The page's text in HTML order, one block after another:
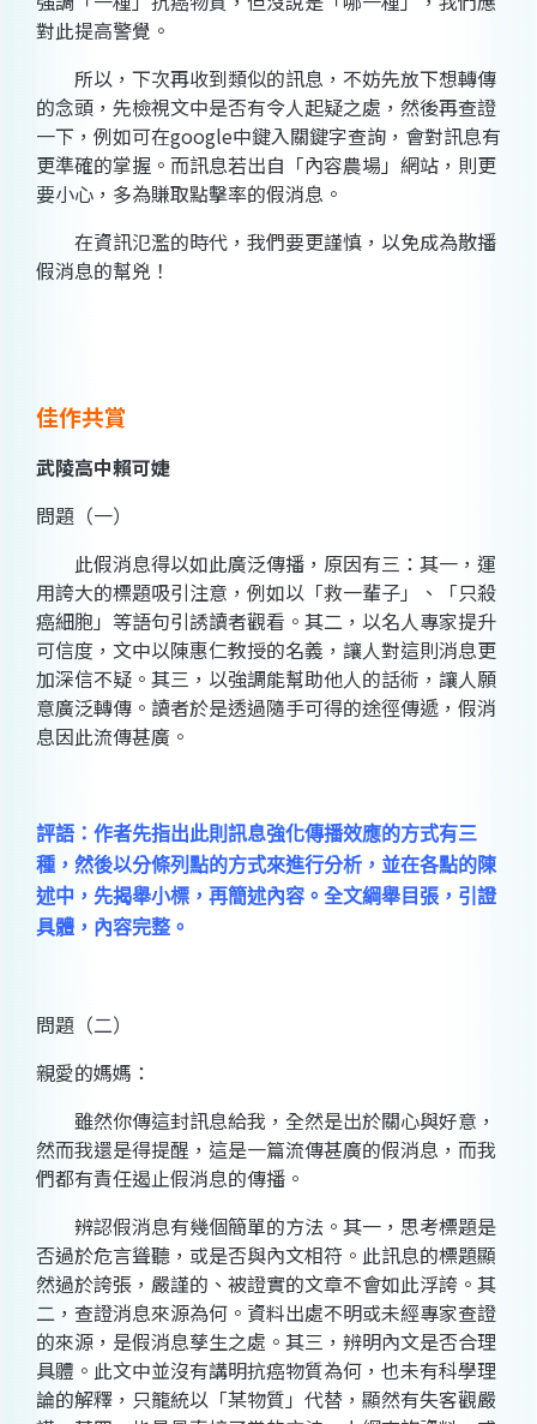
對此提高警覺。
所以，下次再收到類似的訊息，不妨先放下想轉傳
的念頭，先檢視文中是否有令人起疑之處，然後再查證
一下，例如可在google中鍵入關鍵字查詢，會對訊息有
更準確的掌握。而訊息若出自「內容農場」網站，則更
要小心，多為賺取點擊率的假消息。
在資訊氾濫的時代，我們要更謹慎，以免成為散播
假消息的幫兇！
佳作共賞
武陵高中賴可婕
問題（一）
此假消息得以如此廣泛傳播，原因有三：其一，運
用誇大的標題吸引注意，例如以「救一輩子」、「只殺
癌細胞」等語句引誘讀者觀看。其二，以名人專家提升
可信度，文中以陳惠仁教授的名義，讓人對這則消息更
加深信不疑。其三，以強調能幫助他人的話術，讓人願
意廣泛轉傳。讀者於是透過隨手可得的途徑傳遞，假消
息因此流傳甚廣。
評語：作者先指出此則訊息強化傳播效應的方式有三
種，然後以分條列點的方式來進行分析，並在各點的陳
述中，先揭舉小標，再簡述內容。全文綱舉目張，引證
具體，內容完整。
問題（二）
親愛的媽媽：
雖然你傳這封訊息給我，全然是出於關心與好意，
然而我還是得提醒，這是一篇流傳甚廣的假消息，而我
們都有責任遏止假消息的傳播。
辨認假消息有幾個簡單的方法。其一，思考標題是
否過於危言聳聽，或是否與內文相符。此訊息的標題顯
然過於誇張，嚴謹的、被證實的文章不會如此浮誇。其
二，查證消息來源為何。資料出處不明或未經專家查證
的來源，是假消息孳生之處。其三，辨明內文是否合理
具體。此文中並沒有講明抗癌物質為何，也未有科學理
論的解釋，只籠統以「某物質」代替，顯然有失客觀嚴